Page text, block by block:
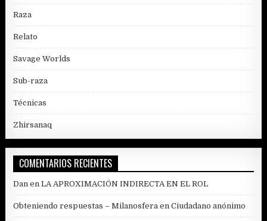
Raza
Relato
Savage Worlds
Sub-raza
Técnicas
Zhirsanaq
COMENTARIOS RECIENTES
Dan enLA APROXIMACIÓN INDIRECTA EN EL ROL
Obteniendo respuestas – Milanosfera enCiudadano anónimo